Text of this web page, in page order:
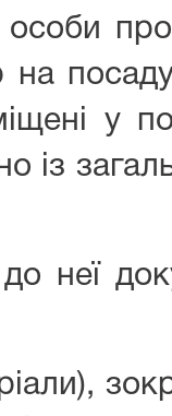
на
у
із
неї